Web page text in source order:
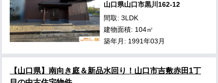
山口県山口市黒川162-12
間取: 3LDK
建物面積: 104㎡
築年月: 1991年03月
【山口県】南向き庭＆新品水回り！山口市吉敷赤田1丁